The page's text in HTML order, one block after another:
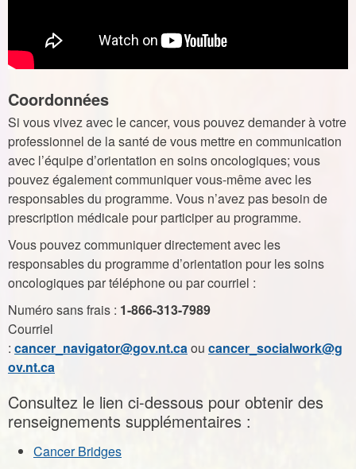
Coordonnées
Si vous vivez avec le cancer, vous pouvez demander à votre
professionnel de la santé de vous mettre en communication
avec l’équipe d’orientation en soins oncologiques; vous
pouvez également communiquer vous-même avec les
responsables du programme. Vous n’avez pas besoin de
prescription médicale pour participer au programme.
Vous pouvez communiquer directement avec les
responsables du programme d’orientation pour les soins
oncologiques par téléphone ou par courriel :
Numéro sans frais : 1-866-313-7989
Courriel
: cancer_navigator@gov.nt.caou cancer_socialwork@g
ov.nt.ca
Consultez le lien ci-dessous pour obtenir des
renseignements supplémentaires :
Cancer Bridges